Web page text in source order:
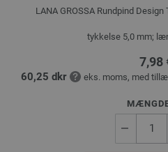
LANA GROSSA Rundpind
tykkelse 5,0 mm;
7,98
60,25 dkr eks. moms, med